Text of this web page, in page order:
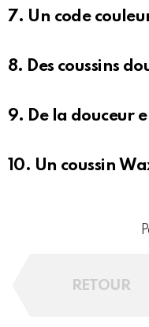
7. Un code
8. Des coussins
9. De la douceur
10. Un coussin
RETOUR